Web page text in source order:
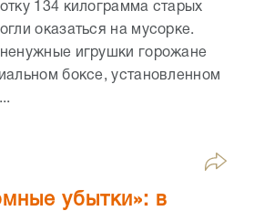
134 килограмма старых
оказаться на мусорке.
игрушки горожане
боксе, установленном
убытки»: в